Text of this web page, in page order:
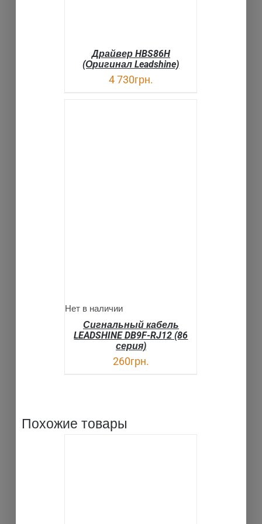
Драйвер HBS86H
(Оригинал Leadshine)
4 730грн.
Нет в наличии
Сигнальный кабель
LEADSHINE DB9F-RJ12 (86
серия)
260грн.
Похожие товары